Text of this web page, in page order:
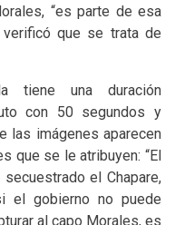
“es parte de esa
verificó que se trata de
tiene una duración
con 50 segundos y
las imágenes aparecen
que se le atribuyen: “El
el Chapare,
el gobierno no puede
al capo Morales, es